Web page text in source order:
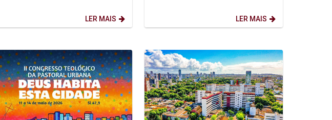
semestre 2026.1, encontra-se
liberado...
LER MAIS
Pernambuco, o bispo de Petrópolis,...
LER MAIS